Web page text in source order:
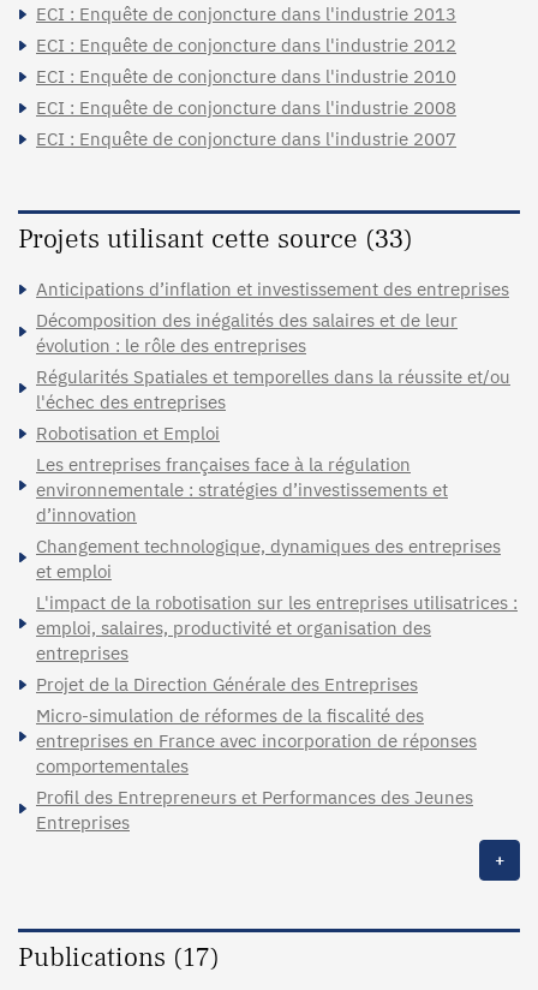
ECI : Enquête de conjoncture dans l'industrie 2013
ECI : Enquête de conjoncture dans l'industrie 2012
ECI : Enquête de conjoncture dans l'industrie 2010
ECI : Enquête de conjoncture dans l'industrie 2008
ECI : Enquête de conjoncture dans l'industrie 2007
Projets utilisant cette source (33)
Anticipations d’inflation et investissement des entreprises
Décomposition des inégalités des salaires et de leur
évolution : le rôle des entreprises
Régularités Spatiales et temporelles dans la réussite et/ou
l'échec des entreprises
Robotisation et Emploi
Les entreprises françaises face à la régulation
environnementale : stratégies d’investissements et
d’innovation
Changement technologique, dynamiques des entreprises
et emploi
L'impact de la robotisation sur les entreprises utilisatrices :
emploi, salaires, productivité et organisation des
entreprises
Projet de la Direction Générale des Entreprises
Micro-simulation de réformes de la fiscalité des
entreprises en France avec incorporation de réponses
comportementales
Profil des Entrepreneurs et Performances des Jeunes
Entreprises
+
Publications (17)